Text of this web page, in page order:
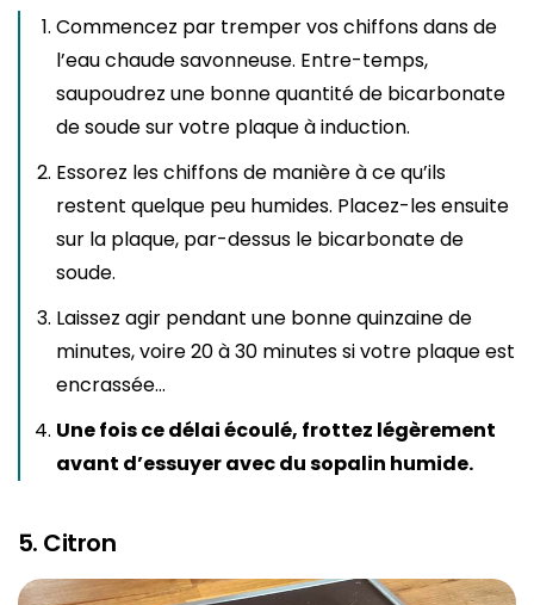
Commencez par tremper vos chiffons dans de
l’eau chaude savonneuse. Entre-temps,
saupoudrez une bonne quantité de bicarbonate
de soude sur votre plaque à induction.
Essorez les chiffons de manière à ce qu’ils
restent quelque peu humides. Placez-les ensuite
sur la plaque, par-dessus le bicarbonate de
soude.
Laissez agir pendant une bonne quinzaine de
minutes, voire 20 à 30 minutes si votre plaque est
encrassée…
Une fois ce délai écoulé, frottez légèrement
avant d’essuyer avec du sopalin humide.
5. Citron